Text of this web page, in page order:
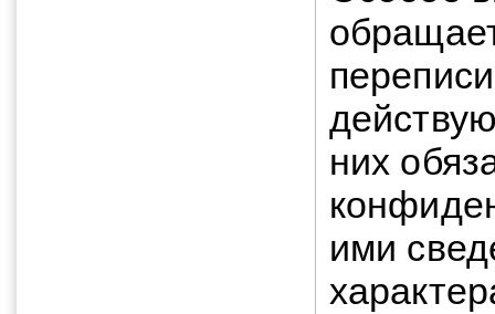
них
ими